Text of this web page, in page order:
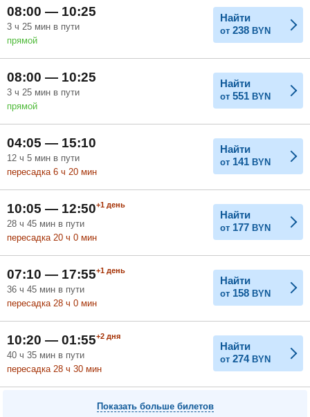
08:00 — 10:25
3 ч 25 мин в пути
прямой
Найти
от 238 BYN
08:00 — 10:25
3 ч 25 мин в пути
прямой
Найти
от 551 BYN
04:05 — 15:10
12 ч 5 мин в пути
пересадка 6 ч 20 мин
Найти
от 141 BYN
10:05 — 12:50+1 день
28 ч 45 мин в пути
пересадка 20 ч 0 мин
Найти
от 177 BYN
07:10 — 17:55+1 день
36 ч 45 мин в пути
пересадка 28 ч 0 мин
Найти
от 158 BYN
10:20 — 01:55+2 дня
40 ч 35 мин в пути
пересадка 28 ч 30 мин
Найти
от 274 BYN
Показать больше билетов